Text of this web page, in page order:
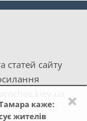
×
каже:
жителів
статей сайту